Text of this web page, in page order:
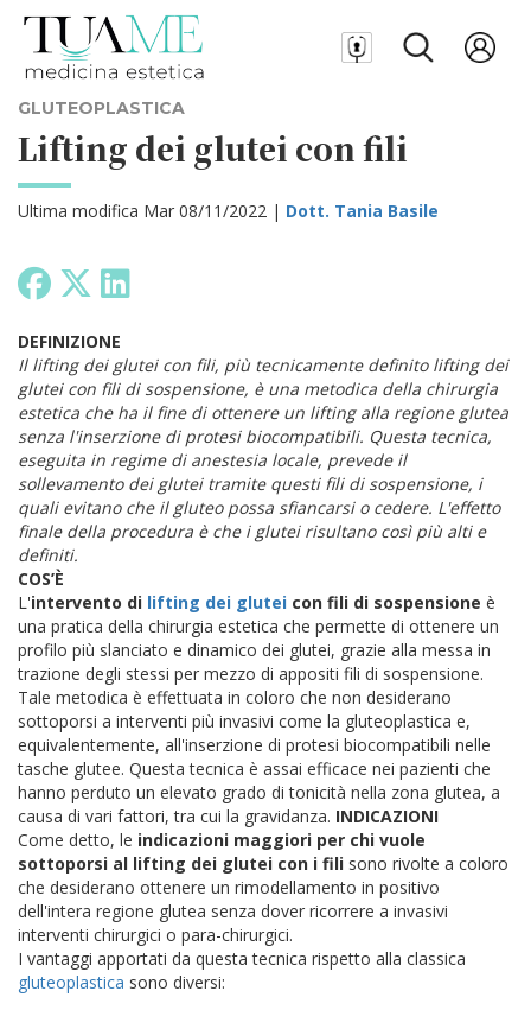
GLUTEOPLASTICA
Lifting dei glutei con fili
Ultima modifica Mar 08/11/2022 | Dott. Tania Basile
DEFINIZIONE
Il lifting dei glutei con fili, più tecnicamente definito lifting dei
glutei con fili di sospensione, è una metodica della chirurgia
estetica che ha il fine di ottenere un lifting alla regione glutea
senza l'inserzione di protesi biocompatibili. Questa tecnica,
eseguita in regime di anestesia locale, prevede il
sollevamento dei glutei tramite questi fili di sospensione, i
quali evitano che il gluteo possa sfiancarsi o cedere. L'effetto
finale della procedura è che i glutei risultano così più alti e
definiti.
COS’È
L'intervento di lifting dei glutei con fili di sospensione è
una pratica della chirurgia estetica che permette di ottenere un
profilo più slanciato e dinamico dei glutei, grazie alla messa in
trazione degli stessi per mezzo di appositi fili di sospensione.
Tale metodica è effettuata in coloro che non desiderano
sottoporsi a interventi più invasivi come la gluteoplastica e,
equivalentemente, all'inserzione di protesi biocompatibili nelle
tasche glutee. Questa tecnica è assai efficace nei pazienti che
hanno perduto un elevato grado di tonicità nella zona glutea, a
causa di vari fattori, tra cui la gravidanza. INDICAZIONI
Come detto, le indicazioni maggiori per chi vuole
sottoporsi al lifting dei glutei con i fili sono rivolte a coloro
che desiderano ottenere un rimodellamento in positivo
dell'intera regione glutea senza dover ricorrere a invasivi
interventi chirurgici o para-chirurgici.
I vantaggi apportati da questa tecnica rispetto alla classica
gluteoplastica sono diversi: